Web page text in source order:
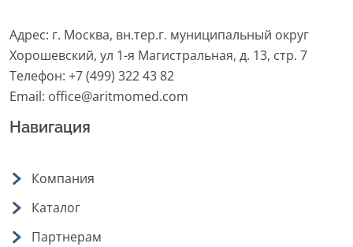
Адрес: г. Москва, вн.тер.г. муниципальный округ
Хорошевский, ул 1-я Магистральная, д. 13, стр. 7
Телефон: +7 (499) 322 43 82
Email: office@aritmomed.com
Навигация
Компания
Каталог
Партнерам